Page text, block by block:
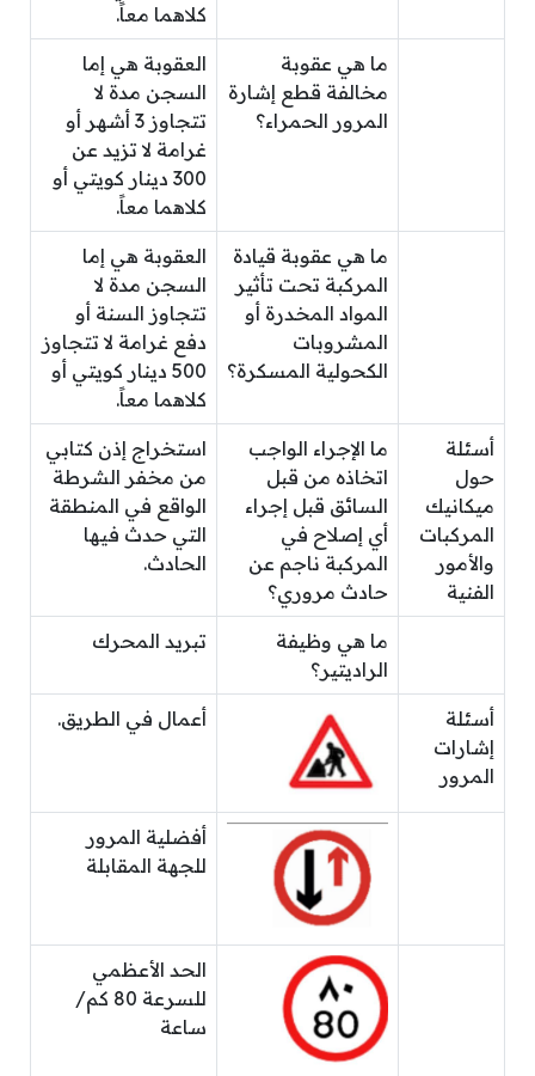
كلاهما معاً.
ما هي عقوبة
مخالفة قطع إشارة
المرور الحمراء؟
العقوبة هي إما
السجن مدة لا
تتجاوز 3 أشهر أو
غرامة لا تزيد عن
300 دينار كويتي أو
كلاهما معاً.
ما هي عقوبة قيادة
المركبة تحت تأثير
المواد المخدرة أو
المشروبات
الكحولية المسكرة؟
العقوبة هي إما
السجن مدة لا
تتجاوز السنة أو
دفع غرامة لا تتجاوز
500 دينار كويتي أو
كلاهما معاً.
أسئلة
حول
ميكانيك
المركبات
والأمور
الفنية
ما الإجراء الواجب
اتخاذه من قبل
السائق قبل إجراء
أي إصلاح في
المركبة ناجم عن
حادث مروري؟
استخراج إذن كتابي
من مخفر الشرطة
الواقع في المنطقة
التي حدث فيها
الحادث.
ما هي وظيفة
الراديتير؟
تبريد المحرك
أسئلة
إشارات
المرور
أعمال في الطريق.
أفضلية المرور
للجهة المقابلة
الحد الأعظمي
للسرعة 80 كم/
ساعة